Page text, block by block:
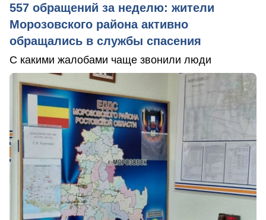
557 обращений за неделю: жители
Морозовского района активно
обращались в службы спасения
С какими жалобами чаще звонили люди